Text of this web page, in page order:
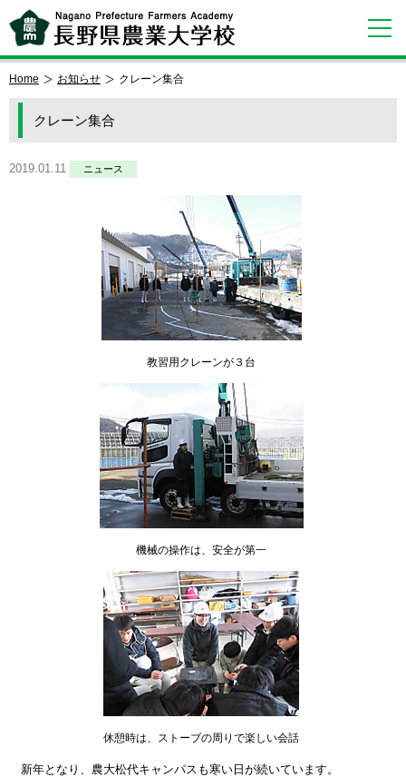
Home お知らせ クレーン集合
クレーン集合
2019.01.11 ニュース
教習用クレーンが３台
機械の操作は、安全が第一
休憩時は、ストーブの周りで楽しい会話
新年となり、農大松代キャンパスも寒い日が続いています。